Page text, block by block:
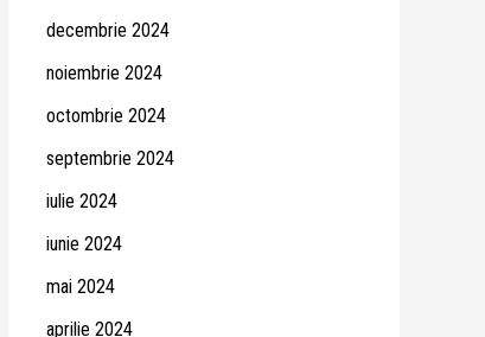
decembrie 2024
noiembrie 2024
octombrie 2024
septembrie 2024
iulie 2024
iunie 2024
mai 2024
aprilie 2024